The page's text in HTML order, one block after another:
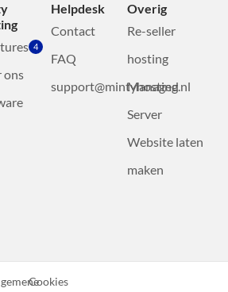
4
ons
Helpdesk
Contact
FAQ
support@mintyhosting.nl
Overig
Re-seller
hosting
Managed
Server
Website laten
maken
Cookies